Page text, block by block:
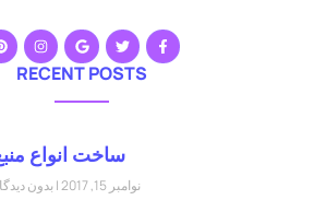
RECENT POSTS
ساخت انواع منبع
نوامبر 15, 2017 بدون دیدگاه